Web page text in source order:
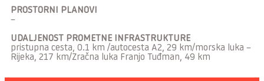
PROSTORNI PLANOVI
–
UDALJENOST PROMETNE INFRASTRUKTURE
pristupna cesta, 0.1 km /autocesta A2, 29 km/morska luka –
Rijeka, 217 km/Zračna luka Franjo Tuđman, 49 km